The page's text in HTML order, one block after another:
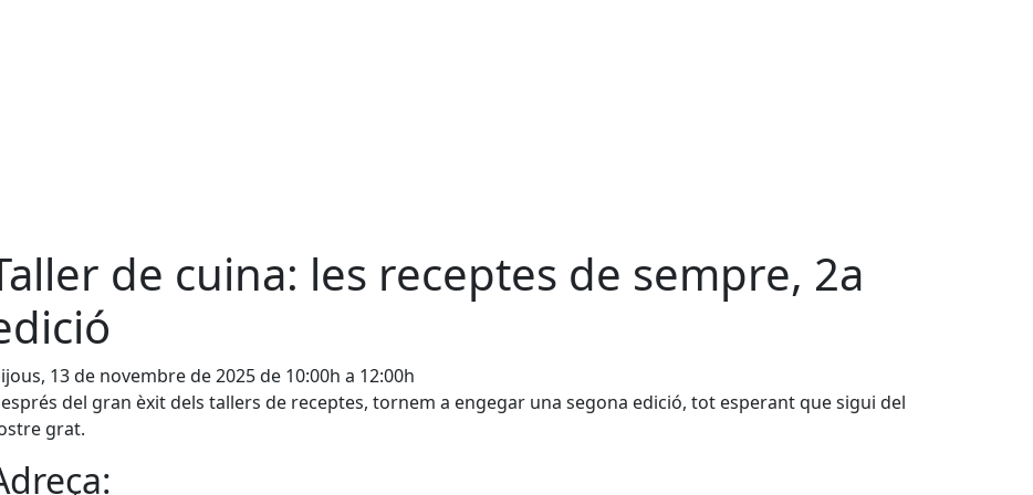
de cuina: les receptes de sempre, 2a
13 de novembre de 2025 de 10:00h a 12:00h
del gran èxit dels tallers de receptes, tornem a engegar una segona edició, tot esperant que sigui del
grat.